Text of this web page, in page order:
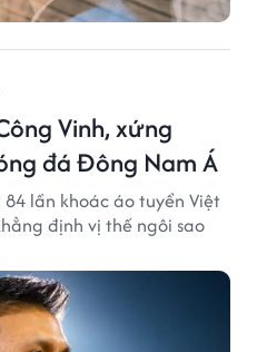
Vinh, xứng
đá Đông Nam Á
lần khoác áo tuyển Việt
định vị thế ngôi sao